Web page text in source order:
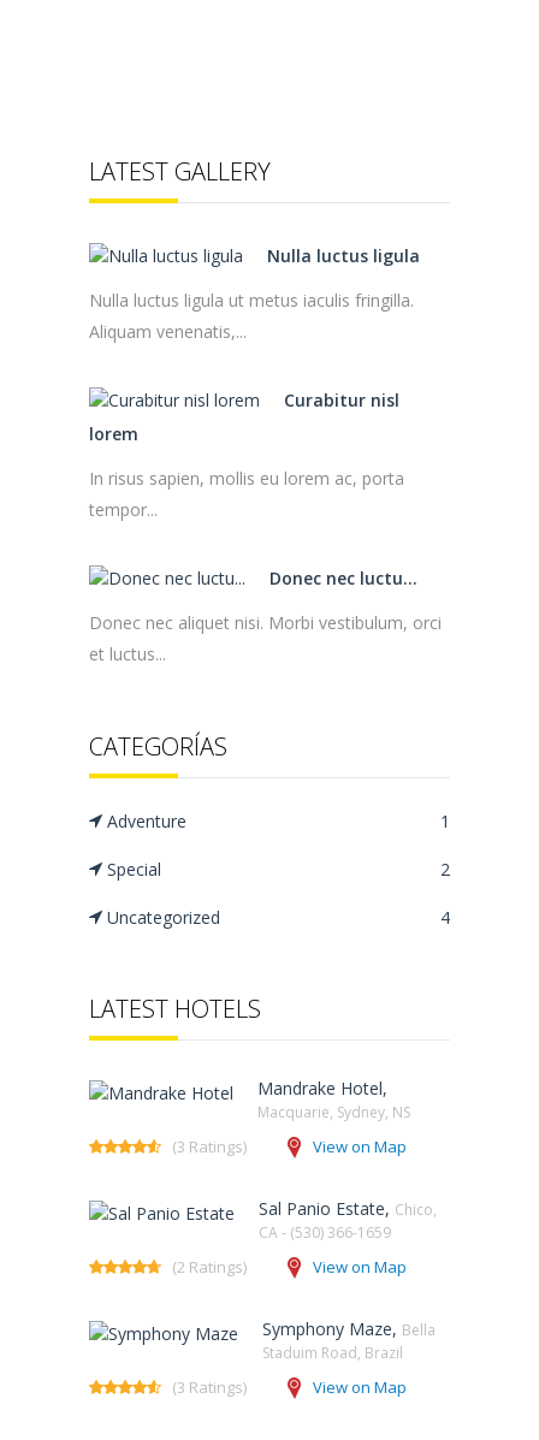
LATEST GALLERY
Nulla luctus ligula
Nulla luctus ligula ut metus iaculis fringilla.
Aliquam venenatis,...
Curabitur nisl
lorem
In risus sapien, mollis eu lorem ac, porta
tempor...
Donec nec luctu...
Donec nec aliquet nisi. Morbi vestibulum, orci
et luctus...
CATEGORÍAS
Adventure 1
Special 2
Uncategorized 4
LATEST HOTELS
Mandrake Hotel,
Macquarie, Sydney, NS‎
(3 Ratings) View on Map
Sal Panio Estate, Chico,
CA - (530) 366-1659
(2 Ratings) View on Map
Symphony Maze, Bella
Staduim Road, Brazil
(3 Ratings) View on Map